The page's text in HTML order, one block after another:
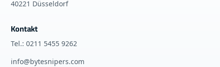
40221 Düsseldorf
Kontakt
Tel.: 0211 5455 9262
info@bytesnipers.com